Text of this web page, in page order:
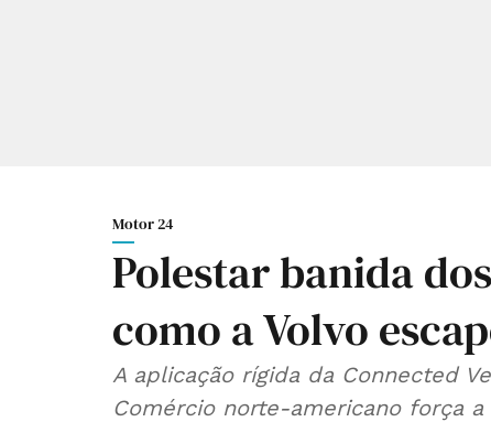
Motor 24
Polestar banida
como a Volvo
A aplicação rígida da Connected
Comércio norte-americano força